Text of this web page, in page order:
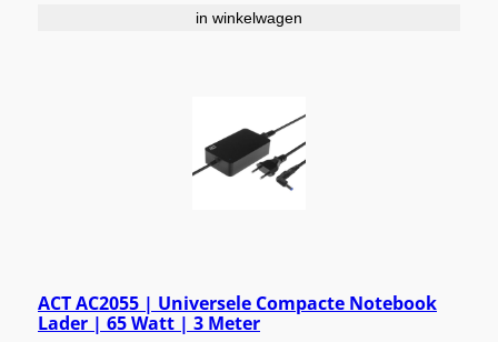
in winkelwagen
ACT AC2055 | Universele Compacte Notebook
Lader | 65 Watt | 3 Meter